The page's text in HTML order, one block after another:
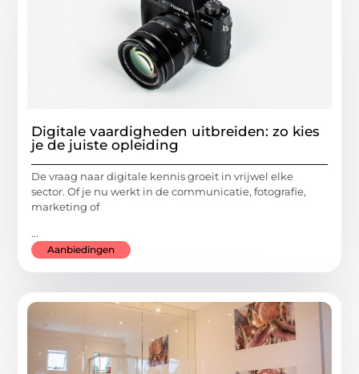
Digitale vaardigheden uitbreiden: zo kies
je de juiste opleiding
De vraag naar digitale kennis groeit in vrijwel elke
sector. Of je nu werkt in de communicatie, fotografie,
marketing of
...
Aanbiedingen